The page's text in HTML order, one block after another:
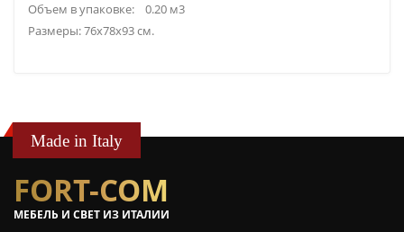
Объем в упаковке: 0.20 м3
Размеры: 76х78х93 см.
Made in Italy
FORT-COM
МЕБЕЛЬ И СВЕТ ИЗ ИТАЛИИ